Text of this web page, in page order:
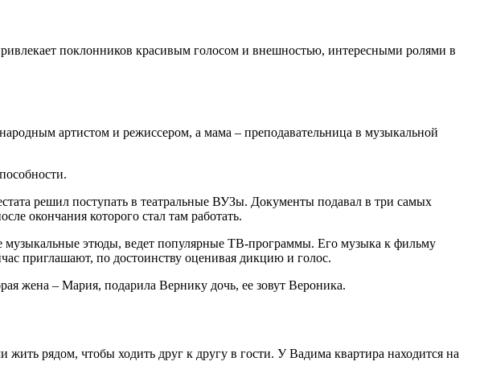
поклонников красивым голосом и внешностью, интересными ролями в
артистом и режиссером, а мама – преподавательница в музыкальной
решил поступать в театральные ВУЗы. Документы подавал в три самых
окончания которого стал там работать.
музыкальные этюды, ведет популярные ТВ-программы. Его музыка к фильму
приглашают, по достоинству оценивая дикцию и голос.
жена – Мария, подарила Вернику дочь, ее зовут Вероника.
рядом, чтобы ходить друг к другу в гости. У Вадима квартира находится на